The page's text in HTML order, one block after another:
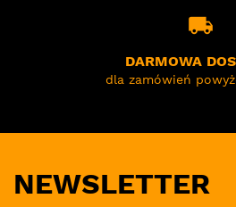
local_shipping
DARMOWA
dla zamówień
NEWSLETTER